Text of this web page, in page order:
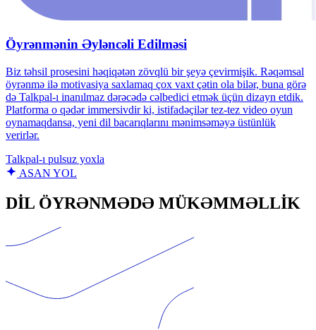
Öyrənmənin Əyləncəli Edilməsi
Biz təhsil prosesini həqiqətən zövqlü bir şeyə çevirmişik. Rəqəmsal
öyrənmə ilə motivasiya saxlamaq çox vaxt çətin ola bilər, buna görə
də Talkpal-ı inanılmaz dərəcədə cəlbedici etmək üçün dizayn etdik.
Platforma o qədər immersivdir ki, istifadəçilər tez-tez video oyun
oynamaqdansa, yeni dil bacarıqlarını mənimsəməyə üstünlük
verirlər.
Talkpal‑ı pulsuz yoxla
ASAN YOL
DİL ÖYRƏNMƏDƏ MÜKƏMMƏLLİK